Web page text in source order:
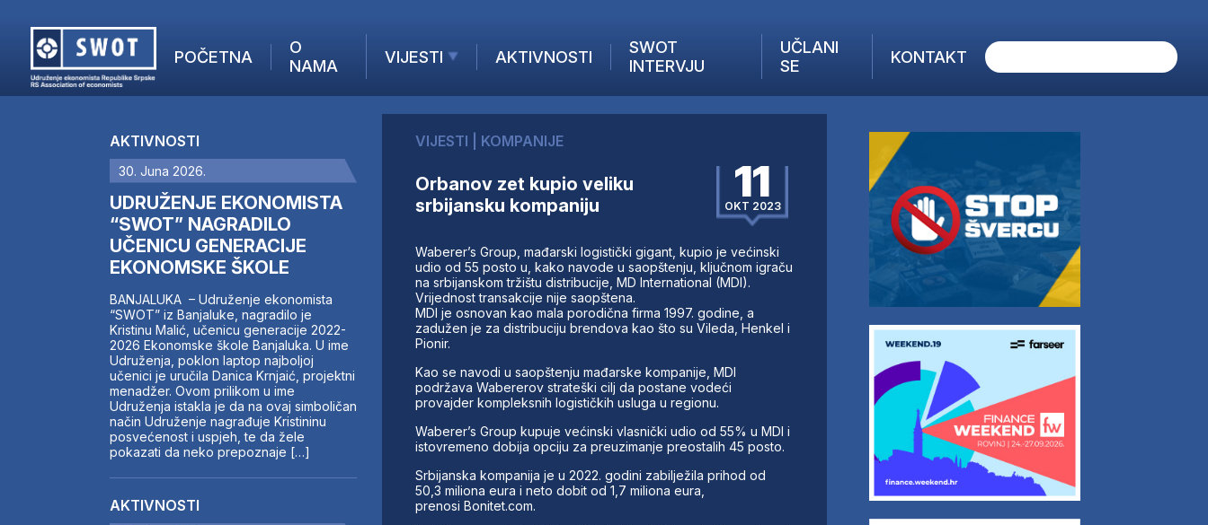
POČETNA
O
NAMA
VIJESTI
AKTUELNO
KOMPANIJE
FINANSIJE
IZ STRANIH MEDIJA
AKTIVNOSTI
SWOT
INTERVJU
UČLANI
SE
KONTAKT
AKTUELNO
ANALIZE
KOMPANIJE
FINANSIJE
IZ STRANIH MEDIJA
AKTIVNOSTI
SWOT INTERVJU
UČLANI SE
KONTAKT
AKTIVNOSTI
30. Juna 2026.
UDRUŽENJE EKONOMISTA
“SWOT” NAGRADILO
UČENICU GENERACIJE
EKONOMSKE ŠKOLE
BANJALUKA – Udruženje ekonomista
“SWOT” iz Banjaluke, nagradilo je
Kristinu Malić, učenicu generacije 2022-
2026 Ekonomske škole Banjaluka. U ime
Udruženja, poklon laptop najboljoj
učenici je uručila Danica Krnjaić, projektni
menadžer. Ovom prilikom u ime
Udruženja istakla je da na ovaj simboličan
način Udruženje nagrađuje Kristininu
posvećenost i uspjeh, te da žele
pokazati da neko prepoznaje […]
AKTIVNOSTI
VIJESTI KOMPANIJE
Orbanov zet kupio veliku
srbijansku kompaniju
11
OKT 2023
Waberer’s Group, mađarski logistički gigant, kupio je većinski
udio od 55 posto u, kako navode u saopštenju, ključnom igraču
na srbijanskom tržištu distribucije, MD International (MDI).
Vrijednost transakcije nije saopštena.
MDI je osnovan kao mala porodična firma 1997. godine, a
zadužen je za distribuciju brendova kao što su Vileda, Henkel i
Pionir.
Kao se navodi u saopštenju mađarske kompanije, MDI
podržava Wabererov strateški cilj da postane vodeći
provajder kompleksnih logističkih usluga u regionu.
Waberer’s Group kupuje većinski vlasnički udio od 55% u MDI i
istovremeno dobija opciju za preuzimanje preostalih 45 posto.
Srbijanska kompanija je u 2022. godini zabilježila prihod od
50,3 miliona eura i neto dobit od 1,7 miliona eura,
prenosi Bonitet.com.